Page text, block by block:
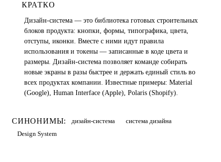
КРАТКО
Дизайн-система — это библиотека готовых строительных
блоков продукта: кнопки, формы, типографика, цвета,
отступы, иконки. Вместе с ними идут правила
использования и токены — записанные в коде цвета и
размеры. Дизайн-система позволяет команде собирать
новые экраны в разы быстрее и держать единый стиль во
всех продуктах компании. Известные примеры: Material
(Google), Human Interface (Apple), Polaris (Shopify).
СИНОНИМЫ: дизайн-система
система дизайна
Design System